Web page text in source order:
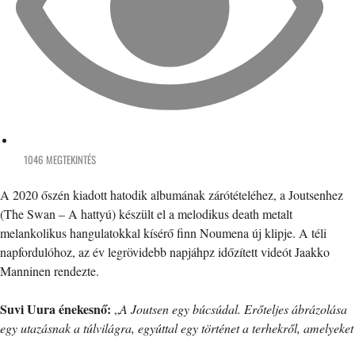
1046 MEGTEKINTÉS
A 2020 őszén kiadott hatodik albumának zárótételéhez, a Joutsenhez
(The Swan – A hattyú) készült el a melodikus death metalt
melankolikus hangulatokkal kísérő finn Noumena új klipje. A téli
napfordulóhoz, az év legrövidebb napjáhpz időzített videót Jaakko
Manninen rendezte.
Suvi Uura énekesnő: „A Joutsen egy búcsúdal. Erőteljes ábrázolása
egy utazásnak a túlvilágra, egyúttal egy történet a terhekről, amelyeket